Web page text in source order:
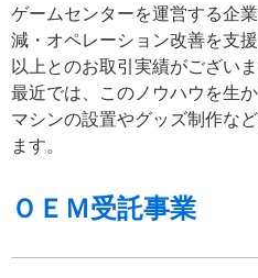
ゲームセンターを運営する企
減・オペレーション改善を支
以上とのお取引実績がございま
最近では、このノウハウを生
マシンの設置やグッズ制作な
ます。
ＯＥＭ受託事業